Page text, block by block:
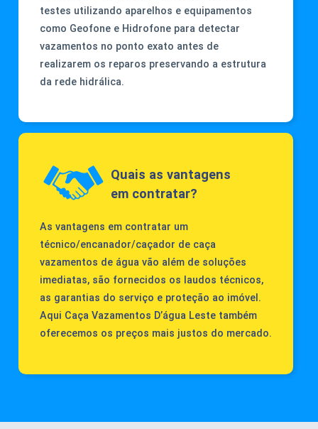
testes utilizando aparelhos e equipamentos
como Geofone e Hidrofone para detectar
vazamentos no ponto exato antes de
realizarem os reparos preservando a estrutura
da rede hidrálica.
Quais as vantagens
em contratar?
As vantagens em contratar um
técnico/encanador/caçador de caça
vazamentos de água vão além de soluções
imediatas, são fornecidos os laudos técnicos,
as garantias do serviço e proteção ao imóvel.
Aqui Caça Vazamentos D’água Leste também
oferecemos os preços mais justos do mercado.